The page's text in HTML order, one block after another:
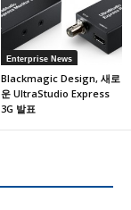
Enterprise News
Blackmagic Design, 새로
운 UltraStudio Express
3G 발표